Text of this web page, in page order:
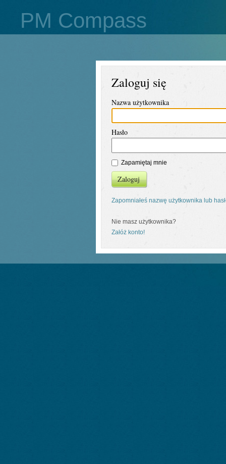
PM Compass
Zaloguj się
Nazwa użytkownika
Hasło
Zapamiętaj mnie
Zaloguj
Zapomniałeś nazwę użytkownika lub
Nie masz użytkownika?
Załóż konto!